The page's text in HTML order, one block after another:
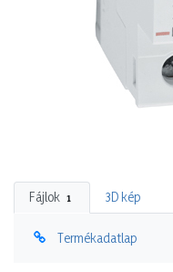
Fájlok 1 3D kép
Termékadatlap